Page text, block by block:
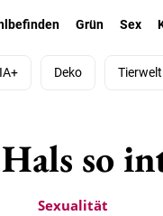
Grün Sex
Deko Tierwelt
so
Sexualität